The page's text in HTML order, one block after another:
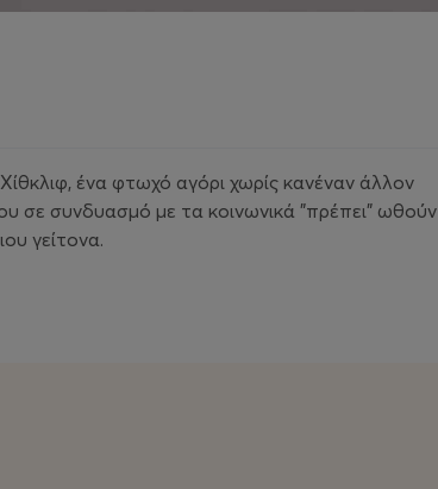
ένα φτωχό αγόρι χωρίς κανέναν άλλον
σε συνδυασμό με τα κοινωνικά "πρέπει" ωθούν
γείτονα.